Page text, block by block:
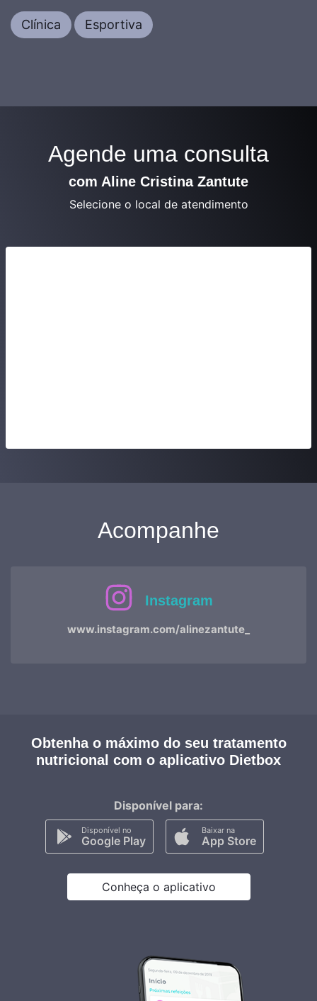
Clínica Esportiva
Agende uma consulta
com Aline Cristina Zantute
Selecione o local de atendimento
Acompanhe
Instagram
www.instagram.com/alinezantute_
Obtenha o máximo do seu tratamento
nutricional com o aplicativo Dietbox
Disponível para:
Disponível no
Google Play
Baixar na
App Store
Conheça o aplicativo